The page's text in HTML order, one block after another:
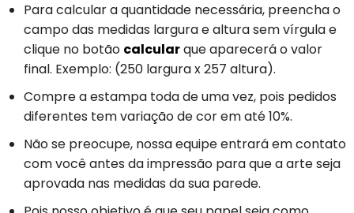
Para calcular a quantidade necessária, preencha o
campo das medidas largura e altura sem vírgula e
clique no botão calcularque aparecerá o valor
final. Exemplo: (250 largura x 257 altura).
Compre a estampa toda de uma vez, pois pedidos
diferentes tem variação de cor em até 10%.
Não se preocupe, nossa equipe entrará em contato
com você antes da impressão para que a arte seja
aprovada nas medidas da sua parede.